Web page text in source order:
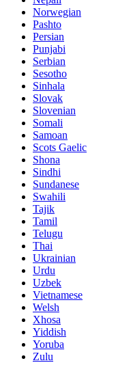
Norwegian
Pashto
Persian
Punjabi
Serbian
Sesotho
Sinhala
Slovak
Slovenian
Somali
Samoan
Scots Gaelic
Shona
Sindhi
Sundanese
Swahili
Tajik
Tamil
Telugu
Thai
Ukrainian
Urdu
Uzbek
Vietnamese
Welsh
Xhosa
Yiddish
Yoruba
Zulu